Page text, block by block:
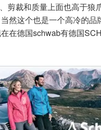
剪裁和质量上面也高于狼
然这个也是一个高冷的品
在德国schwab有德国